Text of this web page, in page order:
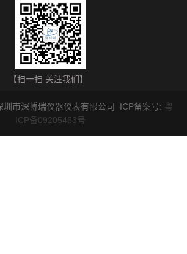
【扫一扫 关注我们】
圳市深博瑞仪器仪表有限公司 ICP备案号: 粤
ICP备09205463号